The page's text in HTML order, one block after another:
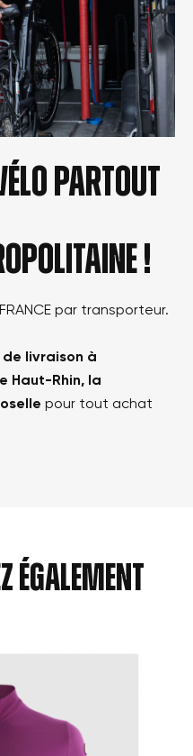
partout
!
par transporteur.
livraison à
Haut-Rhin, la
pour tout achat
également